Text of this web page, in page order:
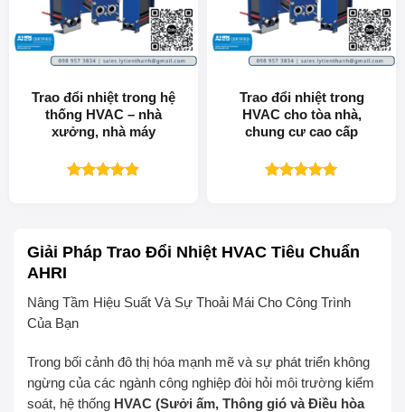
Trao đổi nhiệt trong hệ
thống HVAC – nhà
xưởng, nhà máy
Trao đổi nhiệt trong
HVAC cho tòa nhà,
chung cư cao cấp
Giải Pháp Trao Đổi Nhiệt HVAC Tiêu Chuẩn
AHRI
Nâng Tầm Hiệu Suất Và Sự Thoải Mái Cho Công Trình
Của Bạn
Trong bối cảnh đô thị hóa mạnh mẽ và sự phát triển không
ngừng của các ngành công nghiệp đòi hỏi môi trường kiểm
soát, hệ thống HVAC (Sưởi ấm, Thông gió và Điều hòa